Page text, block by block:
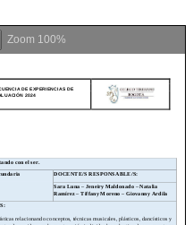
Zoom 100%